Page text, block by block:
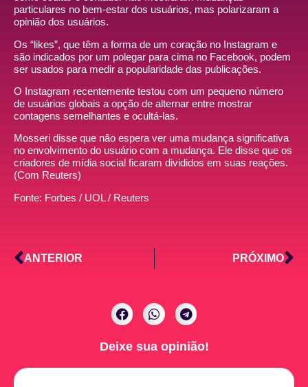
particulares no bem-estar dos usuários, mas polarizaram a
opinião dos usuários.
Os “likes”, que têm a forma de um coração no Instagram e
são indicados por um polegar para cima no Facebook, podem
ser usados ​​para medir a popularidade das publicações.
O Instagram recentemente testou com um pequeno número
de usuários globais a opção de alternar entre mostrar
contagens semelhantes e ocultá-las.
Mosseri disse que não espera ver uma mudança significativa
no envolvimento do usuário com a mudança. Ele disse que os
criadores de mídia social ficaram divididos em suas reações.
(Com Reuters)
Fonte: Forbes / UOL / Reuters
ANTERIOR PRÓXIMO
Deixe sua opinião!